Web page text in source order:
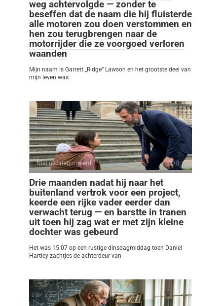
weg achtervolgde — zonder te
beseffen dat de naam die hij fluisterde
alle motoren zou doen verstommen en
hen zou terugbrengen naar de
motorrijder die ze voorgoed verloren
waanden
Mijn naam is Garrett „Ridge“ Lawson en het grootste deel van
mijn leven was
Niet gecategoriseerd 0
Drie maanden nadat hij naar het
buitenland vertrok voor een project,
keerde een rijke vader eerder dan
verwacht terug — en barstte in tranen
uit toen hij zag wat er met zijn kleine
dochter was gebeurd
Het was 15:07 op een rustige dinsdagmiddag toen Daniel
Hartley zachtjes de achterdeur van